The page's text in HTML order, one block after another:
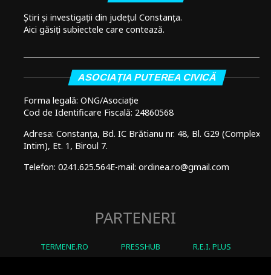
Știri și investigații din județul Constanța.
Aici găsiți subiectele care contează.
ASOCIAȚIA PUTEREA CIVICĂ
Forma legală: ONG/Asociație
Cod de Identificare Fiscală: 24860568
Adresa: Constanța, Bd. IC Brătianu nr. 48, Bl. G29 (Complex
Intim), Et. 1, Biroul 7.
Telefon: 0241.625.564E-mail: ordinea.ro@gmail.com
PARTENERI
TERMENE.RO PRESSHUB R.E.I. PLUS